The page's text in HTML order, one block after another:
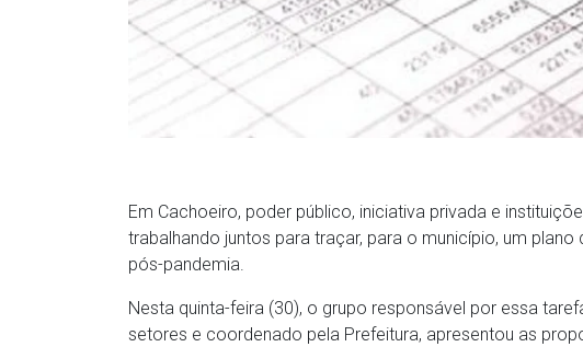
Em Cachoeiro, poder público, iniciativa privada e
trabalhando juntos para traçar, para o município, um
pós-pandemia.
Nesta quinta-feira (30), o grupo responsável por essa
setores e coordenado pela Prefeitura, apresentou as